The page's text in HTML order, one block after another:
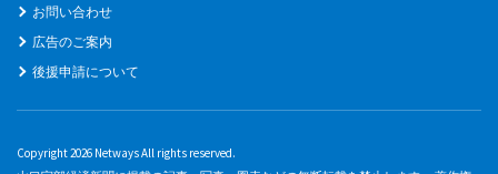
お問い合わせ
広告のご案内
後援申請について
Copyright 2026 Netways All rights reserved.